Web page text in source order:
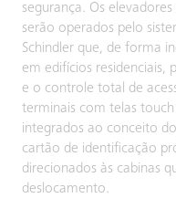
segurança. Os
serão operados pelo
Schindler que, de forma
em edifícios residenciais,
e o controle total de
terminais com telas
integrados ao conceito
cartão de identificação
direcionados às cabinas
deslocamento.